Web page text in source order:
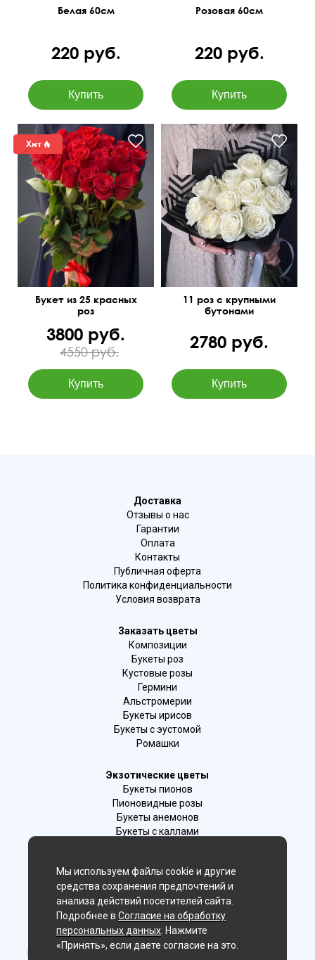
Белая 60см
220 руб.
Розовая 60см
220 руб.
50 см 30 см
Букет из 25 красных
роз
3800 руб.
4550 руб.
50 см 30 см
11 роз с крупными
бутонами
2780 руб.
Доставка
Отзывы о нас
Гарантии
Оплата
Контакты
Публичная оферта
Политика конфиденциальности
Условия возврата
Заказать цветы
Композиции
Букеты роз
Кустовые розы
Гермини
Альстромерии
Букеты ирисов
Букеты с эустомой
Ромашки
Экзотические цветы
Букеты пионов
Пионовидные розы
Букеты анемонов
Букеты с каллами
Лаванда
Гиацинты
Мы в соц. сетях:
Новосибирск, 2-й Бронный пер., 28/1 (цветочный салон)
Мы используем файлы cookie и другие
средства сохранения предпочтений и
анализа действий посетителей сайта.
Подробнее в Согласие на обработку
персональных данных . Нажмите
«Принять», если даете согласие на это.